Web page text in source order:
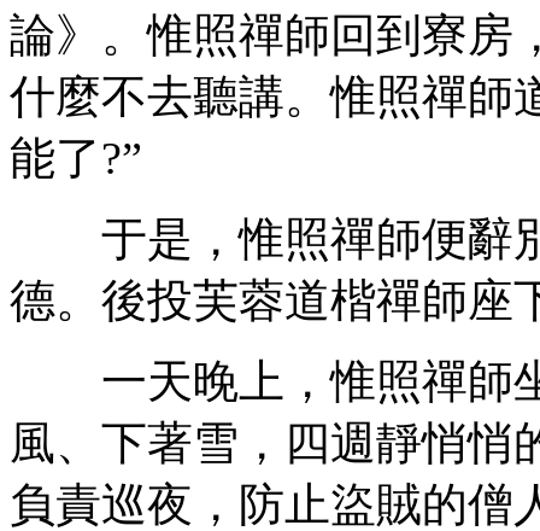
論》。惟照禪師回到寮房
什麼不去聽講。惟照禪師
能了?”
于是，惟照禪師便辭
德。後投芙蓉道楷禪師座
一天晚上，惟照禪師
風、下著雪，四週靜悄悄
負責巡夜，防止盜賊的僧